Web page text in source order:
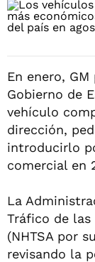
En enero,
Gobierno de
vehículo
dirección,
introducirlo
comercial en
La
Tráfico de las
(NHTSA por
revisando la